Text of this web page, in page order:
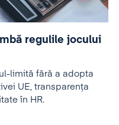
regulile jocului
limită fără a adopta
UE, transparența
în HR.